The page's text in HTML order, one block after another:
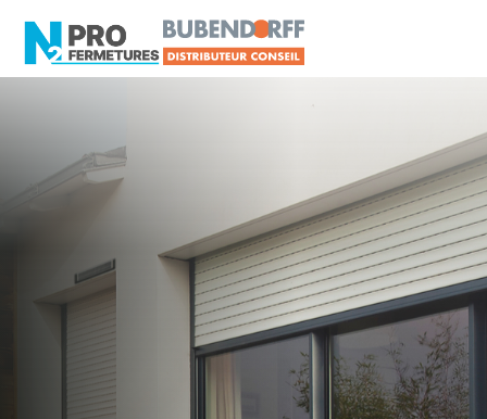
Distributeur en volets
roulants Somfy
Chaumes-en-Retz
Artisan, Menuisier, TPE ou PME proche de
Chaumes-en-Retz ?